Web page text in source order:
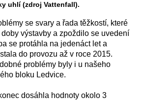
uhlí (zdroj Vattenfall).
se svary a řada těžkostí, které
výstavby a zpoždilo se uvedení
se protáhla na jedenáct let a
do provozu až v roce 2015.
problémy byly i u našeho
bloku Ledvice.
dosáhla hodnoty okolo 3